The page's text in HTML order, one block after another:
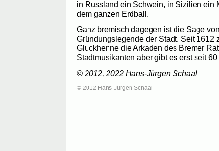
in Russland ein Schwein, in Sizilien ein
dem ganzen Erdball.
Ganz bremisch dagegen ist die Sage
Gründungslegende der Stadt. Seit 1612
Gluckhenne die Arkaden des Bremer
Stadtmusikanten aber gibt es erst seit
© 2012, 2022 Hans-Jürgen Schaal
© 2012 Hans-Jürgen Schaal